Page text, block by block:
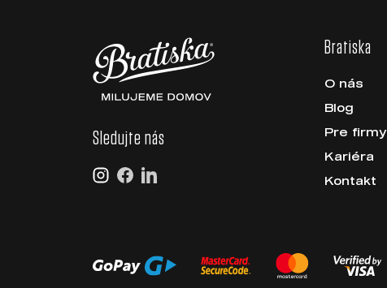
Sledujte nás
Bratiska
O nás
Blog
Pre firmy
Kariéra
Kontakt